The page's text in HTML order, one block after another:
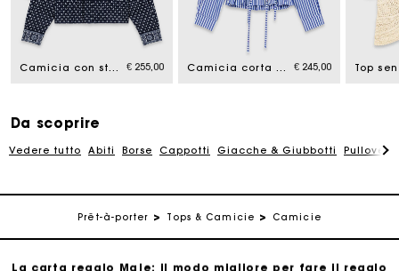
Camicia con stampa e strass € 255,00 Camicia corta a righe ricamata € 245,00
Da scoprire
Vedere tutto Abiti Borse Cappotti Giacche & Giubbotti
Prêt-à-porter Tops & Camicie Camicie
La carta regalo Maje: il modo migliore per fare il regalo
perfetto
Consegna a domicilio offerta entro 2-3 giorni
Paga in 3 rate senza commissioni
Traccia il mio ordine
La carta regalo Maje: il modo migliore per fare il regalo